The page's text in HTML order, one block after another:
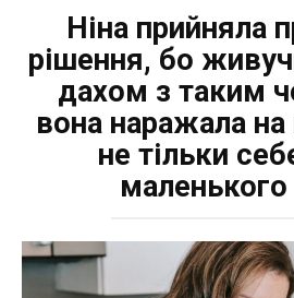
Ніна прийняла
рішення, бо
дахом з таким
вона наражала на
не тільки
маленького